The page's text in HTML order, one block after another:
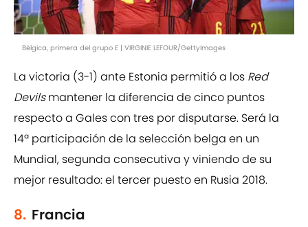
Bélgica, primera del grupo E | VIRGINIE LEFOUR/GettyImages
La victoria (3-1) ante Estonia permitió a los Red
Devilsmantener la diferencia de cinco puntos
respecto a Gales con tres por disputarse. Será la
14ª participación de la selección belga en un
Mundial, segunda consecutiva y viniendo de su
mejor resultado: el tercer puesto en Rusia 2018.
8. Francia